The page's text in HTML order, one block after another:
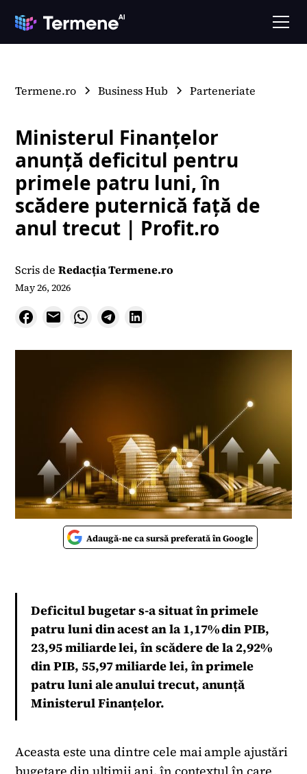
Termene.ro Business Hub Parteneriate
Ministerul Finanțelor
anunță deficitul pentru
primele patru luni, în
scădere puternică față de
anul trecut | Profit.ro
Scris de Redacția Termene.ro
May 26, 2026
Adaugă-ne ca sursă preferată în Google
Deficitul bugetar s-a situat în primele
patru luni din acest an la 1,17% din PIB,
23,95 miliarde lei, în scădere de la 2,92%
din PIB, 55,97 miliarde lei, în primele
patru luni ale anului trecut, anunță
Ministerul Finanțelor.
Aceasta este una dintre cele mai ample ajustări